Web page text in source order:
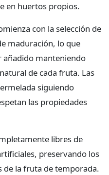
en huertos propios.
con la selección de
maduración, lo que
manteniendo
de cada fruta. Las
siguiendo
las propiedades
libres de
preservando los
de la fruta de temporada.